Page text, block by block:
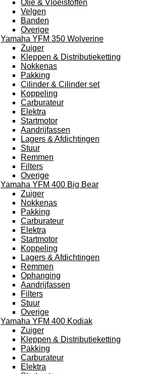
Olie & Vloeistoffen
Velgen
Banden
Overige
Yamaha YFM 350 Wolverine
Zuiger
Kleppen & Distributieketting
Nokkenas
Pakking
Cilinder & Cilinder set
Koppeling
Carburateur
Elektra
Startmotor
Aandrijfassen
Lagers & Afdichtingen
Stuur
Remmen
Filters
Overige
Yamaha YFM 400 Big Bear
Zuiger
Nokkenas
Pakking
Carburateur
Elektra
Startmotor
Koppeling
Lagers & Afdichtingen
Remmen
Ophanging
Aandrijfassen
Filters
Stuur
Overige
Yamaha YFM 400 Kodiak
Zuiger
Kleppen & Distributieketting
Pakking
Carburateur
Elektra